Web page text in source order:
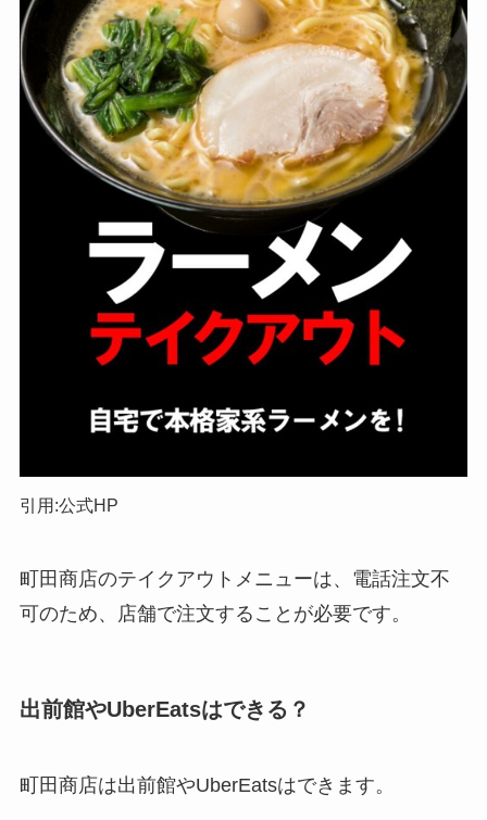
引用:公式HP
町田商店のテイクアウトメニューは、電話注文不
可のため、店舗で注文することが必要です。
出前館やUberEatsはできる？
町田商店は出前館やUberEatsはできます。